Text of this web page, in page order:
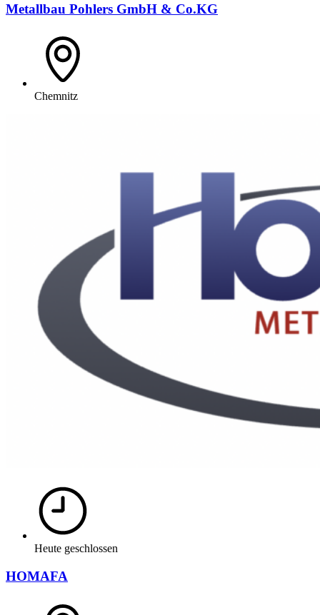
Metallbau Pohlers GmbH & Co.KG
Chemnitz
Heute geschlossen
HOMAFA